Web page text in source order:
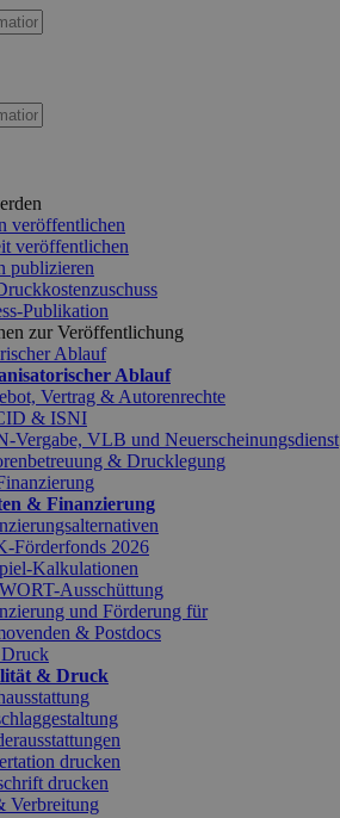
veröffentlichen
veröffentlichen
publizieren
Publikation
zur Veröffentlichung
Ablauf
Ablauf
Vertrag & Autorenrechte
& ISNI
Vergabe, VLB und Neuerscheinungsdienst
& Drucklegung
& Finanzierung
Förderfonds 2026
Kalkulationen
Ausschüttung
und Förderung für
& Postdocs
& Druck
drucken
drucken
Verbreitung